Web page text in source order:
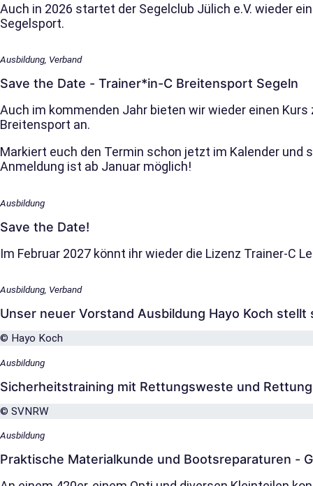
Auch in 2026 startet der Segelclub Jülich e.V. wieder
Segelsport.
Ausbildung, Verband
Save the Date - Trainer*in-C Breitensport Segeln
Auch im kommenden Jahr bieten wir wieder einen Kurs
Breitensport an.
Markiert euch den Termin schon jetzt im Kalender und
Anmeldung ist ab Januar möglich!
Ausbildung
Save the Date!
Im Februar 2027 könnt ihr wieder die Lizenz Trainer-C
Ausbildung, Verband
Unser neuer Vorstand Ausbildung Hayo Koch stellt
© Hayo Koch
Ausbildung
Sicherheitstraining mit Rettungsweste und
© SVNRW
Ausbildung
Praktische Materialkunde und Bootsreparaturen -